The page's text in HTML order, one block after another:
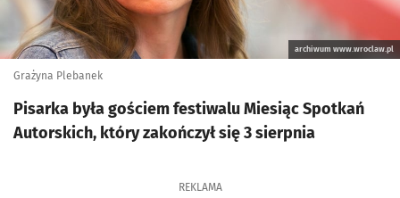
archiwum www.wroclaw.pl
Grażyna Plebanek
Pisarka była gościem festiwalu Miesiąc Spotkań
Autorskich, który zakończył się 3 sierpnia
REKLAMA